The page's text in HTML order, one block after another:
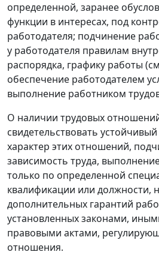
определенной, заранее
функции в интересах, под
работодателя; подчинение
у работодателя правилам
распорядка, графику работы
обеспечение работодателем
выполнение работником
О наличии трудовых
свидетельствовать
характер этих отношений,
зависимость труда,
только по определенной
квалификации или должности,
дополнительных гарантий
установленных законами,
правовыми актами,
отношения.